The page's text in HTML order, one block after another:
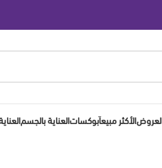
العروض الأكثر مبيعاَبوكسات العناية بالجسم